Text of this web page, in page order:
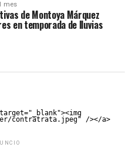
mes
de Montoya Márquez
en temporada de lluvias
contratrata.jpeg" /></a>